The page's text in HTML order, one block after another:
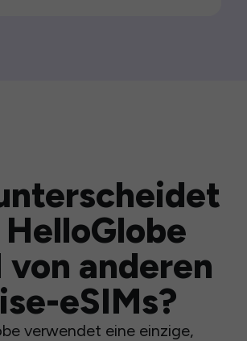
von anderen
eSIMs?
verwendet eine einzige,